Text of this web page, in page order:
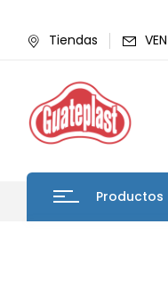
Tiendas
Productos